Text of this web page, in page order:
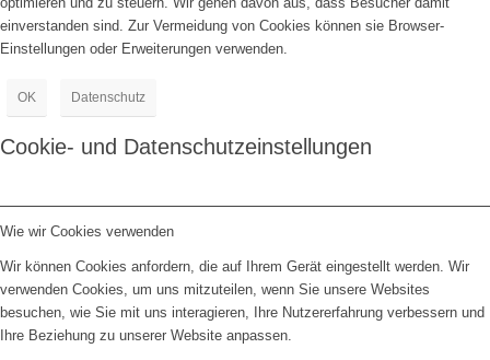
einverstanden sind. Zur Vermeidung von Cookies können sie Browser-
Einstellungen oder Erweiterungen verwenden.
OK Datenschutz
Cookie- und Datenschutzeinstellungen
Wie wir Cookies verwenden
Wir können Cookies anfordern, die auf Ihrem Gerät eingestellt werden. Wir
verwenden Cookies, um uns mitzuteilen, wenn Sie unsere Websites
besuchen, wie Sie mit uns interagieren, Ihre Nutzererfahrung verbessern und
Ihre Beziehung zu unserer Website anpassen.